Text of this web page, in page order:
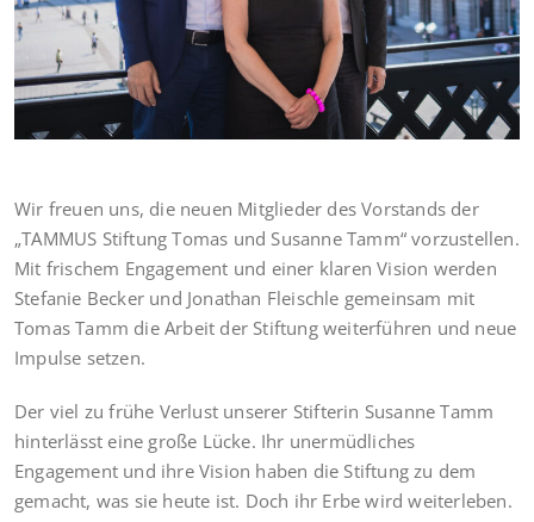
Wir freuen uns, die neuen Mitglieder des Vorstands der
„TAMMUS Stiftung Tomas und Susanne Tamm“ vorzustellen.
Mit frischem Engagement und einer klaren Vision werden
Stefanie Becker und Jonathan Fleischle gemeinsam mit
Tomas Tamm die Arbeit der Stiftung weiterführen und neue
Impulse setzen.
Der viel zu frühe Verlust unserer Stifterin Susanne Tamm
hinterlässt eine große Lücke. Ihr unermüdliches
Engagement und ihre Vision haben die Stiftung zu dem
gemacht, was sie heute ist. Doch ihr Erbe wird weiterleben.